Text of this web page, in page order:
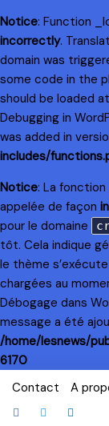
Notice: Function
incorrectly.
domain was
some code in the
should be loaded
Debugging in
was added in
includes/
Notice: La
appelée de façon
pour le domaine
tôt. Cela indique
le thème
chargées au
Débogage dans
message a été
/home/lesnews/
6170
Skip
content
Contact A